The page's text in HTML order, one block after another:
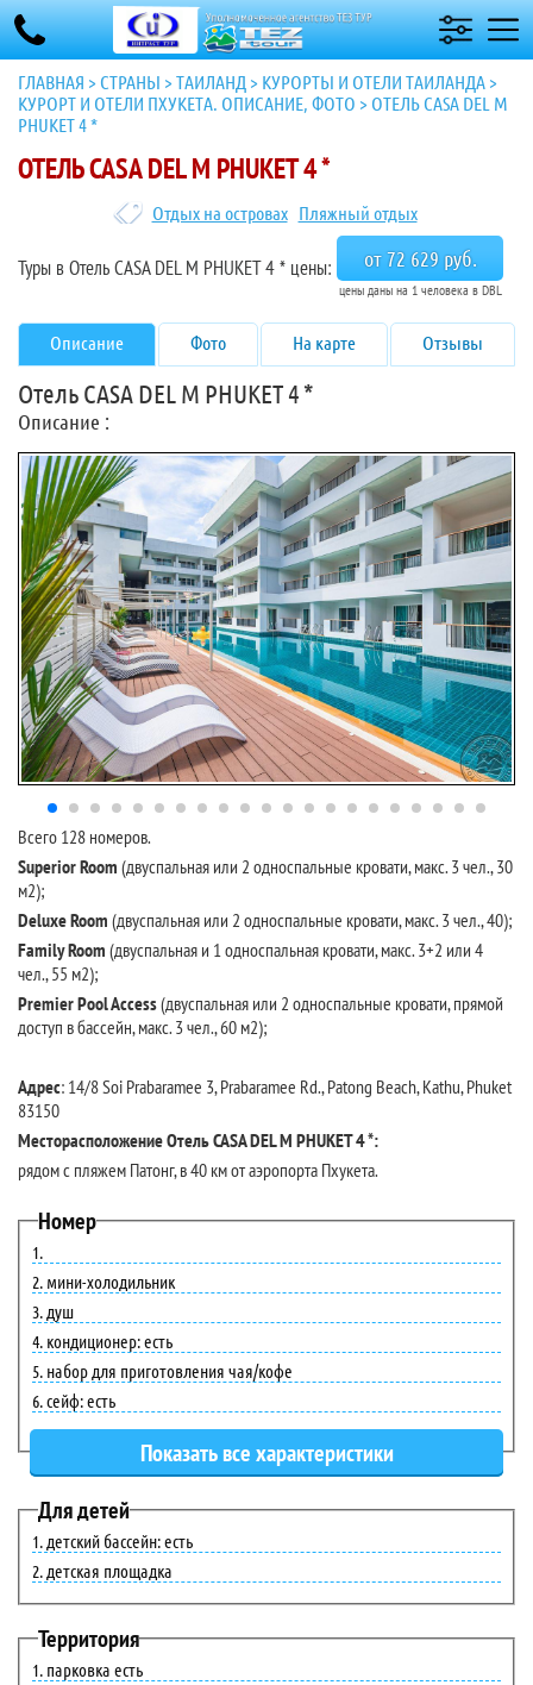
ГЛАВНАЯ >СТРАНЫ >ТАИЛАНД > КУРОРТЫ И ОТЕЛИ ТАИЛАНДА >
КУРОРТ И ОТЕЛИ ПХУКЕТА. ОПИСАНИЕ, ФОТО > ОТЕЛЬ CASA DEL M
PHUKET 4 *
ОТЕЛЬ CASA DEL M PHUKET 4 *
Отдых на островах Пляжный отдых
Туры в Отель CASA DEL M PHUKET 4 * цены: от 72 629 руб.
цены даны на 1 человека в DBL
Описание Фото На карте Отзывы
Отель CASA DEL M PHUKET 4 *
Описание :
Всего 128 номеров.
Superior Room (двуспальная или 2 односпальные кровати, макс. 3 чел., 30
м2);
DeluxeRoom (двуспальная или 2 односпальные кровати, макс. 3 чел., 40);
FamilyRoom (двуспальная и 1 односпальная кровати, макс. 3+2 или 4
чел., 55 м2);
PremierPoolAccess(двуспальная или 2 односпальные кровати, прямой
доступ в бассейн, макс. 3 чел., 60 м2);
Адрес: 14/8 Soi Prabaramee 3, Prabaramee Rd., Patong Beach, Kathu, Phuket
83150
Месторасположение Отель CASA DEL M PHUKET 4 *:
рядом с пляжем Патонг, в 40 км от аэропорта Пхукета.
Номер
мини-холодильник
душ
кондиционер: есть
набор для приготовления чая/кофе
сейф: есть
Для детей
детский бассейн: есть
детская площадка
Территория
парковка есть